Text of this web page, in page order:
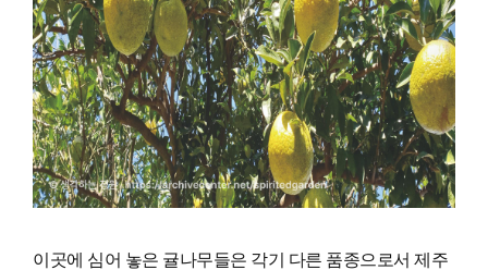
이곳에 심어 놓은 귤나무들은 각기 다른 품종으로서 제주